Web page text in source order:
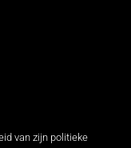
van zijn politieke